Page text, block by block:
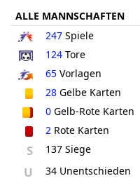
ALLE MANNSCHAFTEN
247 Spiele
124 Tore
65 Vorlagen
28 Gelbe Karten
0 Gelb-Rote Karten
2 Rote Karten
S 137 Siege
U 34 Unentschieden